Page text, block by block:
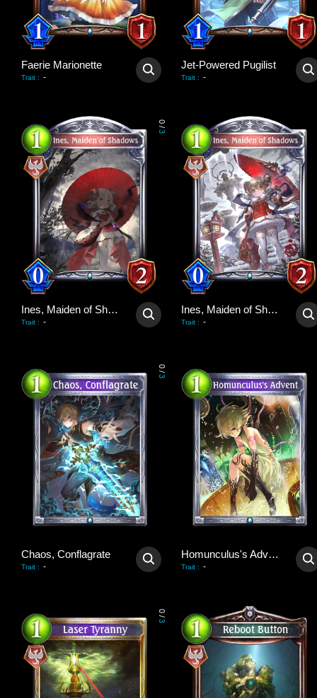
Faerie Marionette
Trait : -
Jet-Powered Pugilist
Trait : -
0
/
3
Ines, Maiden of Shadows
Trait : -
Ines, Maiden of Shadows
Trait : -
0
/
3
Chaos, Conflagrate
Trait : -
Homunculus's Advent
Trait : -
0
/
3